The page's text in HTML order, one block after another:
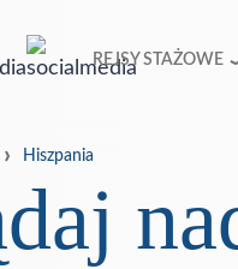
REJSY STAŻOWE
Hiszpania